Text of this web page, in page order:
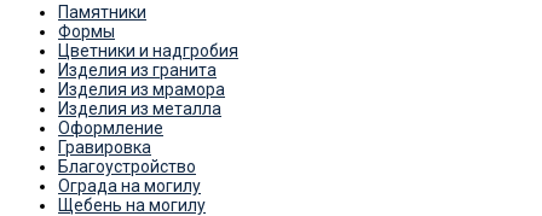
Памятники
Формы
Цветники и надгробия
Изделия из гранита
Изделия из мрамора
Изделия из металла
Оформление
Гравировка
Благоустройство
Ограда на могилу
Щебень на могилу